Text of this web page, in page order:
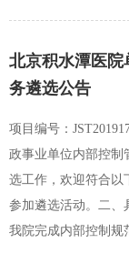
北京积水潭医
务遴选公告
项目编号：
政事业单位内部控制
选工作，欢迎符合以
参加遴选活动。二、
我院完成内部控制规